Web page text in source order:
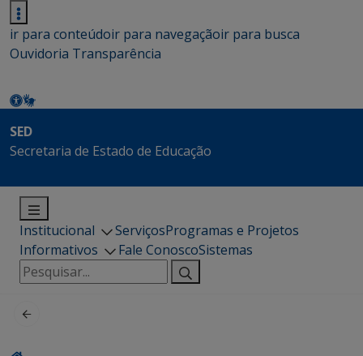
ir para conteúdoir para navegaçãoir para busca
Ouvidoria Transparência
SED
Secretaria de Estado de Educação
Institucional ServiçosProgramas e Projetos
Informativos
Fale ConoscoSistemas
Pesquisar
por: